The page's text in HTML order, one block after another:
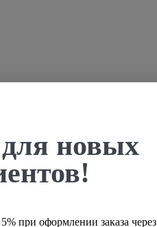
новых
при оформлении заказа через